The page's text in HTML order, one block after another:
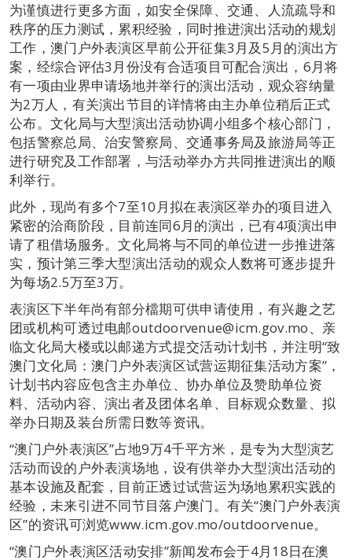
为谨慎进行更多方面，如安全保障、交通、人流疏导和
秩序的压力测试，累积经验，同时推进演出活动的规划
工作，澳门户外表演区早前公开征集3月及5月的演出方
案，经综合评估3月份没有合适项目可配合演出，6月将
有一项由业界申请场地并举行的演出活动，观众容纳量
为2万人，有关演出节目的详情将由主办单位稍后正式
公布。文化局与大型演出活动协调小组多个核心部门，
包括警察总局、治安警察局、交通事务局及旅游局等正
进行研究及工作部署，与活动举办方共同推进演出的顺
利举行。
此外，现尚有多个7至10月拟在表演区举办的项目进入
紧密的洽商阶段，目前连同6月的演出，已有4项演出申
请了租借场服务。文化局将与不同的单位进一步推进落
实，预计第三季大型演出活动的观众人数将可逐步提升
为每场2.5万至3万。
表演区下半年尚有部分檔期可供申请使用，有兴趣之艺
团或机构可透过电邮outdoorvenue@icm.gov.mo、亲
临文化局大楼或以邮递方式提交活动计划书，并注明“致
澳门文化局：澳门户外表演区试营运期征集活动方案”，
计划书内容应包含主办单位、协办单位及赞助单位资
料、活动内容、演出者及团体名单、目标观众数量、拟
举办日期及装台所需日数等资讯。
“澳门户外表演区”占地9万4千平方米，是专为大型演艺
活动而设的户外表演场地，设有供举办大型演出活动的
基本设施及配套，目前正透过试营运为场地累积实践的
经验，未来引进不同节目落户澳门。有关“澳门户外表演
区”的资讯可浏览www.icm.gov.mo/outdoorvenue。
“澳门户外表演区活动安排”新闻发布会于4月18日在澳